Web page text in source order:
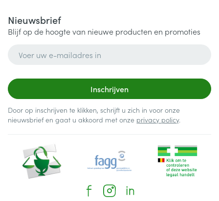
Nieuwsbrief
Blijf op de hoogte van nieuwe producten en promoties
Inschrijven
Door op inschrijven te klikken, schrijft u zich in voor onze
nieuwsbrief en gaat u akkoord met onze privacy policy.